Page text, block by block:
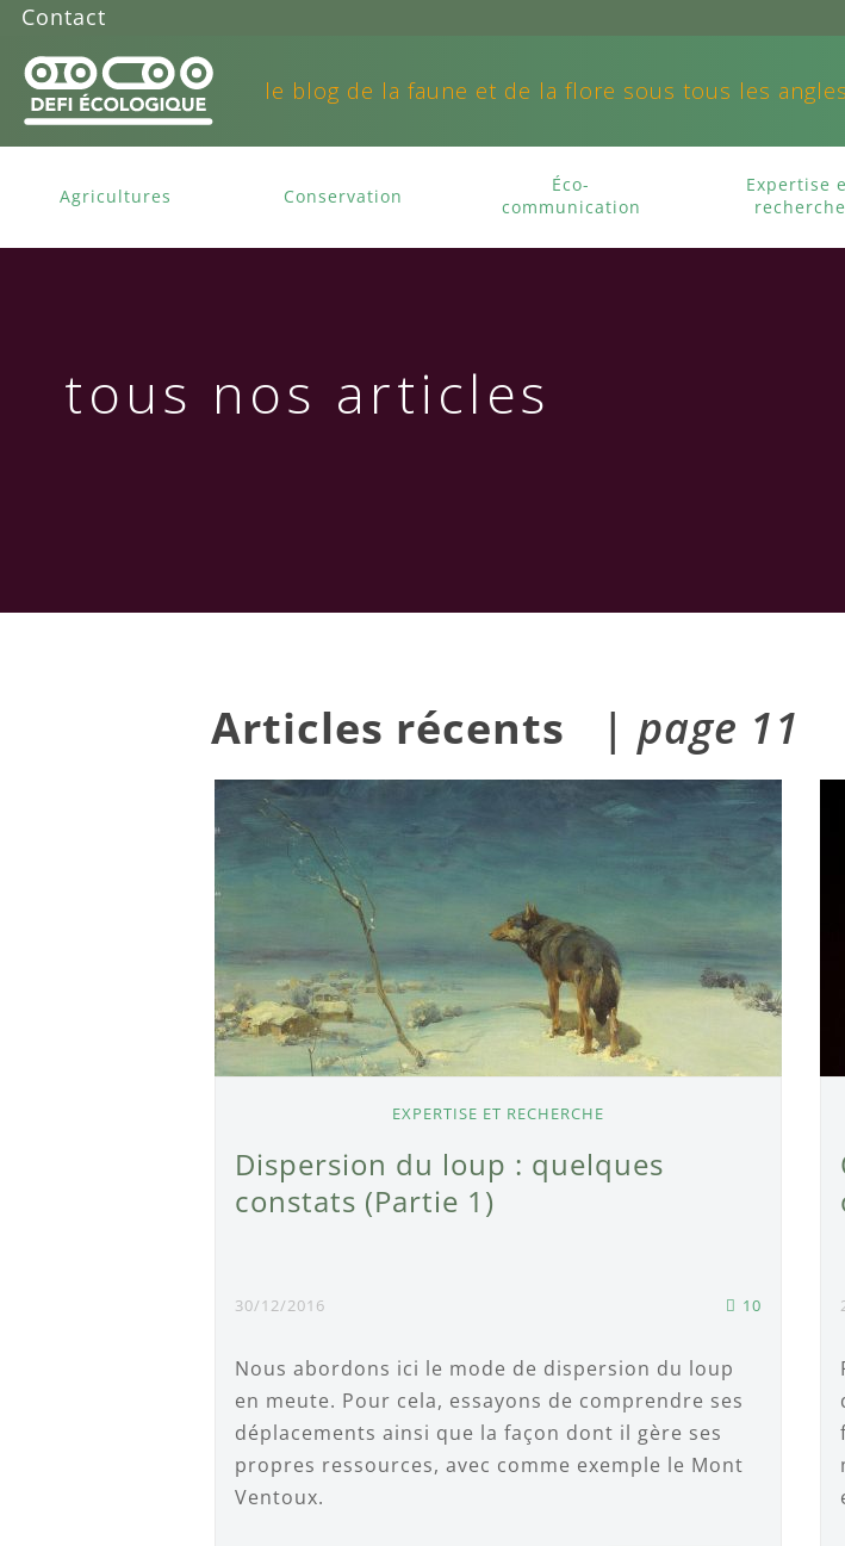
Contact
le blog de la faune et de la flore sous tous les angles
Agricultures Conservation
Éco-
communication
Expertise
recherche
tous nos articles
Articles récents | page 11
EXPERTISE ET RECHERCHE
Dispersion du loup : quelques
constats (Partie 1)
30/12/2016 10
Nous abordons ici le mode de dispersion du loup
en meute. Pour cela, essayons de comprendre ses
déplacements ainsi que la façon dont il gère ses
propres ressources, avec comme exemple le Mont
Ventoux.